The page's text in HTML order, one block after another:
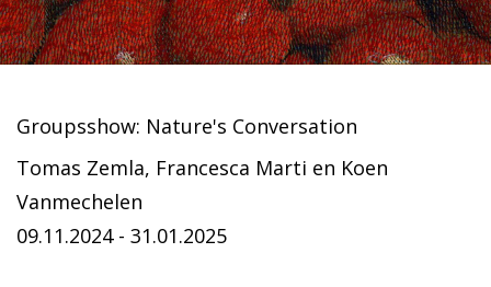
Groupsshow: Nature's Conversation
Tomas Zemla, Francesca Marti en Koen
Vanmechelen
09.11.2024 - 31.01.2025